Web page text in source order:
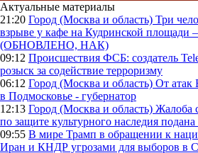
Актуальные материалы
21:20 Город (Москва и область) Три
взрыве у кафе на Кудринской площади
(ОБНОВЛЕНО, НАК)
09:12 Происшествия ФСБ: создатель
розыск за содействие терроризму
06:12 Город (Москва и область) От
в Подмосковье - губернатор
12:13 Город (Москва и область) Жалоба
по защите культурного наследия
09:55 В мире Трамп в обращении к
Иран и КНДР угрозами для выборов в